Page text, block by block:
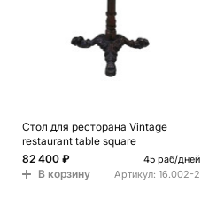
Стол для ресторана Vintage
restaurant table square
82 400 ₽
45 раб/дней
В корзину Артикул: 16.002-2